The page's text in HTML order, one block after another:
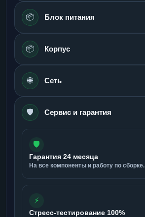
📦 Блок питания
📦 Корпус
🌐 Сеть
🛡️ Сервис и гарантия
🛡️
Гарантия 24 месяца
На все компоненты и работу по сборке.
⚡
Стресс-тестирование 100%